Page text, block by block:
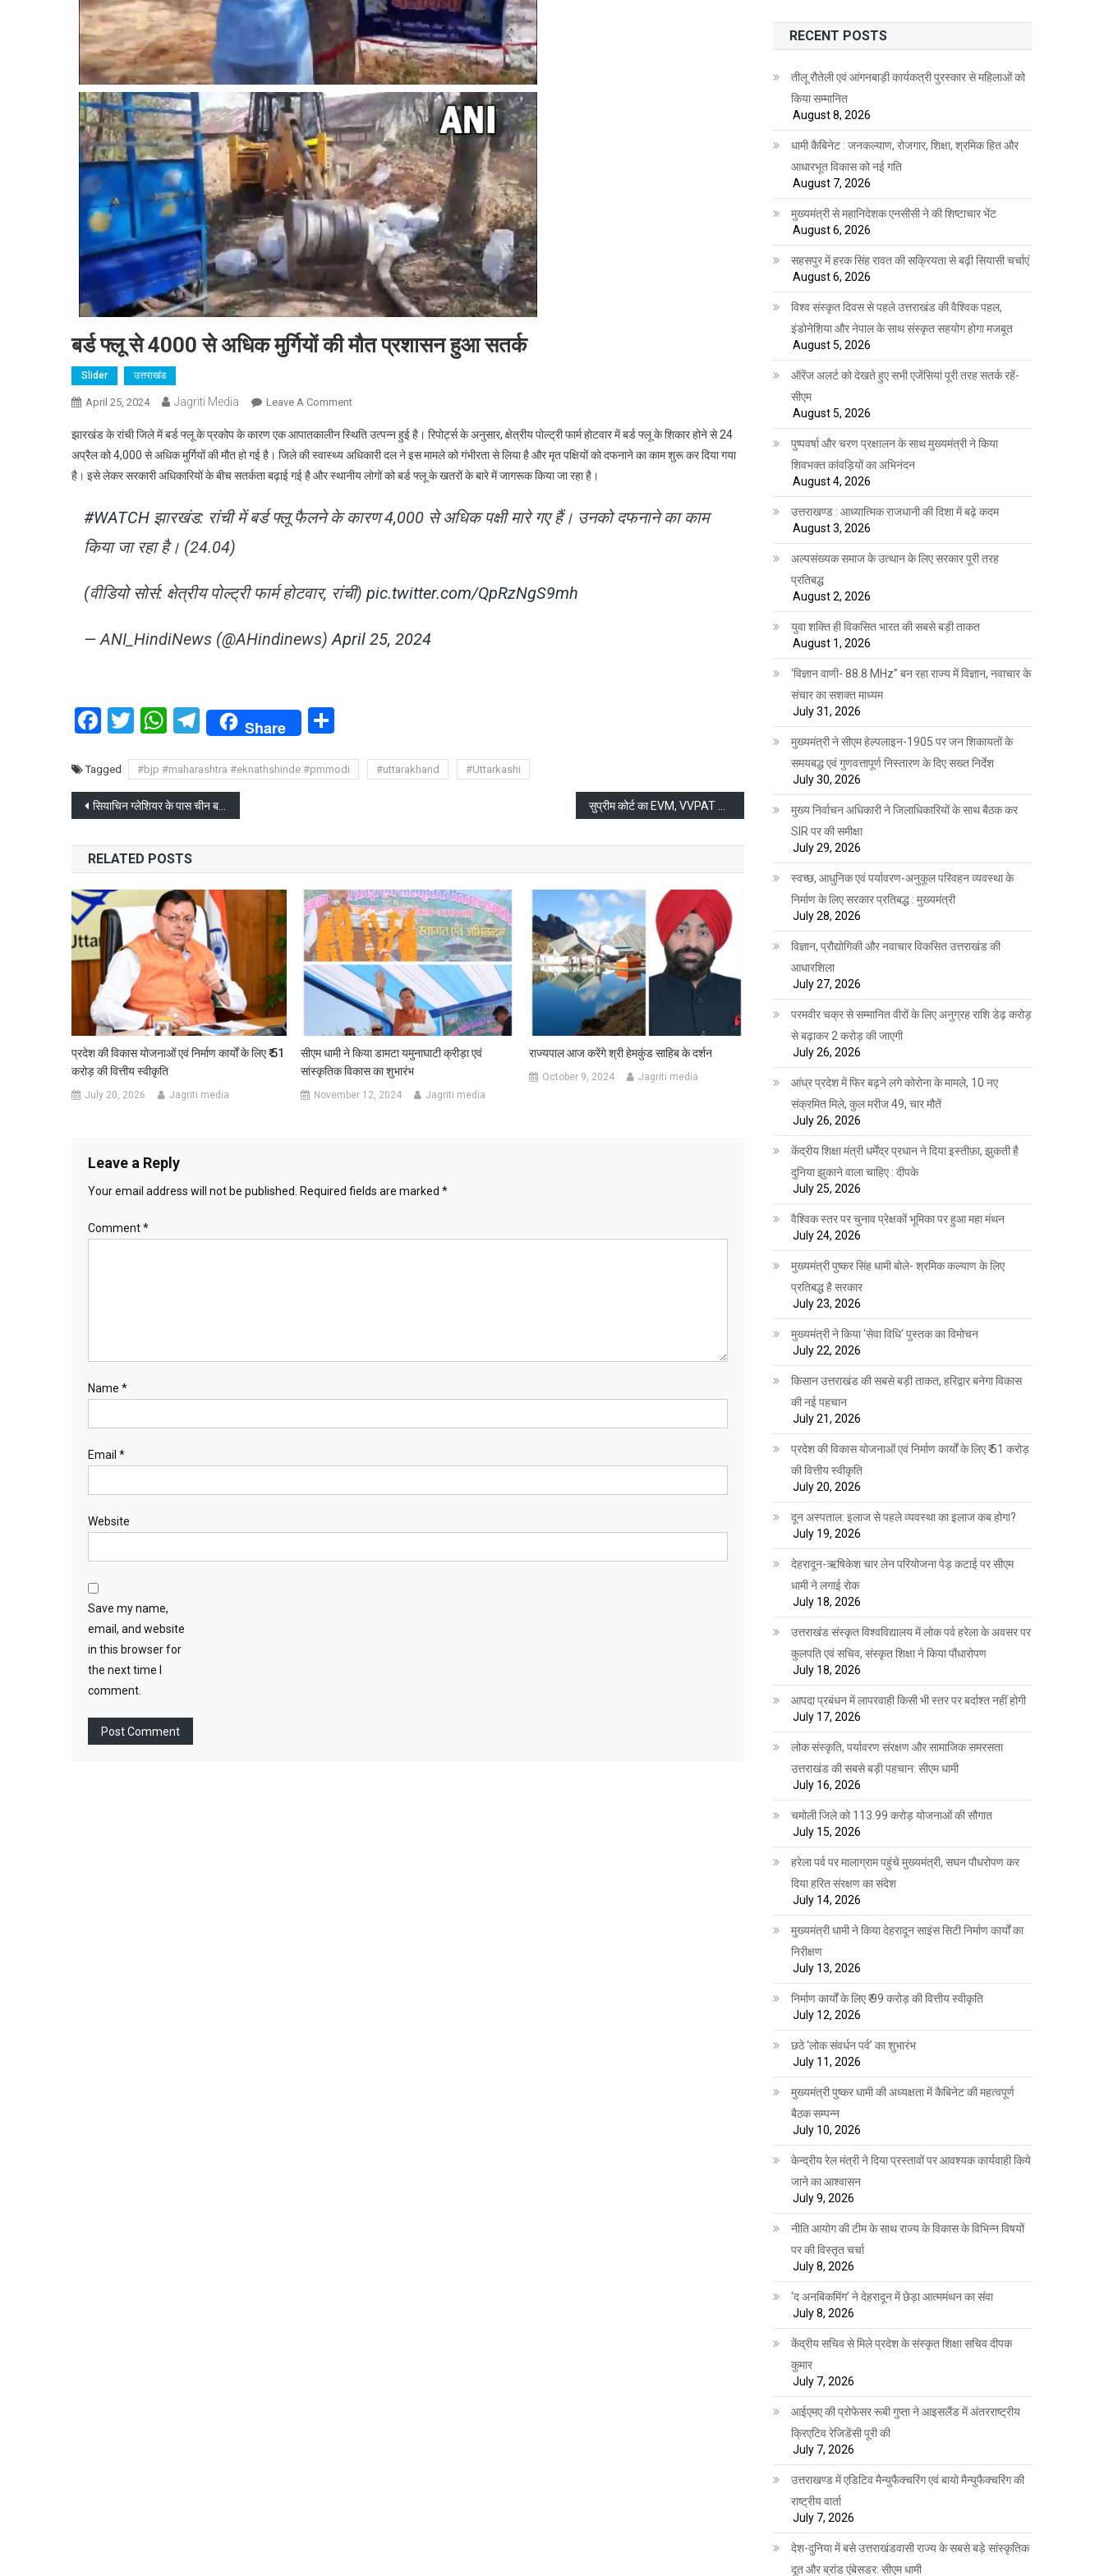
बर्ड फ्लू से 4000 से अधिक मुर्गियों की मौत प्रशासन हुआ सतर्क
Slider उत्तराखंड
April 25, 2024 Jagriti Media Leave A CommentOn
फ्लू
से
4000
अधिक
प्रशासन
झारखंड के रांची जिले में बर्ड फ्लू के प्रकोप के कारण एक आपातकालीन स्थिति उत्पन्न हुई है। रिपोर्ट्स के अनुसार, क्षेत्रीय पोल्ट्री फार्म होटवार में बर्ड फ्लू के शिकार होने से 24
अप्रैल को 4,000 से अधिक मुर्गियों की मौत हो गई है। जिले की स्वास्थ्य अधिकारी दल ने इस मामले को गंभीरता से लिया है और मृत पक्षियों को दफनाने का काम शुरू कर दिया गया
है। इसे लेकर सरकारी अधिकारियों के बीच सतर्कता बढ़ाई गई है और स्थानीय लोगों को बर्ड फ्लू के खतरों के बारे में जागरूक किया जा रहा है।
#WATCH झारखंड: रांची में बर्ड फ्लू फैलने के कारण 4,000 से अधिक पक्षी मारे गए हैं। उनको दफनाने का काम
किया जा रहा है। (24.04)
(वीडियो सोर्स: क्षेत्रीय पोल्ट्री फार्म होटवार, रांची) pic.twitter.com/QpRzNgS9mh
— ANI_HindiNews (@AHindinews)April 25, 2024
Facebook
Twitter
WhatsApp
Telegram
Share
Tagged #bjp #maharashtra #eknathshinde #pmmodi #uttarakhand #Uttarkashi
Post
navigation
सियाचिन ग्लेशियर के पास चीन बना रहा नई सड़क सैटेलाइट इमेज आई सामने
RELATED POSTS
प्रदेश की विकास योजनाओं एवं निर्माण कार्यों के लिए ₹ 51
करोड़ की वित्तीय स्वीकृति
July 20, 2026 Jagriti media
सीएम धामी ने किया डामटा यमुनाघाटी क्रीड़ा एवं
सांस्कृतिक विकास का शुभारंभ
November 12, 2024 Jagriti media
राज्यपाल आज करेंगे श्री हेमकुंड साहिब के दर्शन
October 9, 2024 Jagriti media
Leave a Reply
Your email address will not be published. Required fields are marked *
Comment*
Name *
Email *
Website
Save my name,
email, and website
in this browser for
the next time I
comment.
RECENT POSTS
तीलू रौतेली एवं आंगनबाड़ी कार्यकत्री पुरस्कार से महिलाओं को
किया सम्मानित
August 8, 2026
धामी कैबिनेट : जनकल्याण, रोजगार, शिक्षा, श्रमिक हित और
आधारभूत विकास को नई गति
August 7, 2026
मुख्यमंत्री से महानिदेशक एनसीसी ने की शिष्टाचार भेंट
August 6, 2026
सहसपुर में हरक सिंह रावत की सक्रियता से बढ़ी सियासी चर्चाएं
August 6, 2026
विश्व संस्कृत दिवस से पहले उत्तराखंड की वैश्विक पहल,
इंडोनेशिया और नेपाल के साथ संस्कृत सहयोग होगा मजबूत
August 5, 2026
ऑरेंज अलर्ट को देखते हुए सभी एजेंसियां पूरी तरह सतर्क रहें-
सीएम
August 5, 2026
पुष्पवर्षा और चरण प्रक्षालन के साथ मुख्यमंत्री ने किया
शिवभक्त कांवड़ियों का अभिनंदन
August 4, 2026
उत्तराखण्ड : आध्यात्मिक राजधानी की दिशा में बढ़े कदम
August 3, 2026
अल्पसंख्यक समाज के उत्थान के लिए सरकार पूरी तरह
प्रतिबद्ध
August 2, 2026
युवा शक्ति ही विकसित भारत की सबसे बड़ी ताकत
August 1, 2026
‘विज्ञान वाणी- 88.8 MHz” बन रहा राज्य में विज्ञान, नवाचार के
संचार का सशक्त माध्यम
July 31, 2026
मुख्यमंत्री ने सीएम हेल्पलाइन-1905 पर जन शिकायतों के
समयबद्ध एवं गुणवत्तापूर्ण निस्तारण के दिए सख्त निर्देश
July 30, 2026
मुख्य निर्वाचन अधिकारी ने जिलाधिकारियों के साथ बैठक कर
SIR पर की समीक्षा
July 29, 2026
स्वच्छ, आधुनिक एवं पर्यावरण-अनुकूल परिवहन व्यवस्था के
निर्माण के लिए सरकार प्रतिबद्ध : मुख्यमंत्री
July 28, 2026
विज्ञान, प्रौद्योगिकी और नवाचार विकसित उत्तराखंड की
आधारशिला
July 27, 2026
परमवीर चक्र से सम्मानित वीरों के लिए अनुग्रह राशि डेढ़ करोड़
से बढ़ाकर 2 करोड़ की जाएगी
July 26, 2026
आंध्र प्रदेश में फिर बढ़ने लगे कोरोना के मामले, 10 नए
संक्रमित मिले, कुल मरीज 49, चार मौतें
July 26, 2026
केंद्रीय शिक्षा मंत्री धर्मेंद्र प्रधान ने दिया इस्तीफ़ा, झुकती है
दुनिया झुकाने वाला चाहिए : दीपके
July 25, 2026
वैश्विक स्तर पर चुनाव प्रेक्षकों भूमिका पर हुआ महा मंथन
July 24, 2026
मुख्यमंत्री पुष्कर सिंह धामी बोले- श्रमिक कल्याण के लिए
प्रतिबद्ध है सरकार
July 23, 2026
मुख्यमंत्री ने किया ‘सेवा विधि‘ पुस्तक का विमोचन
July 22, 2026
किसान उत्तराखंड की सबसे बड़ी ताकत, हरिद्वार बनेगा विकास
की नई पहचान
July 21, 2026
प्रदेश की विकास योजनाओं एवं निर्माण कार्यों के लिए ₹ 51 करोड़
की वित्तीय स्वीकृति
July 20, 2026
दून अस्पताल: इलाज से पहले व्यवस्था का इलाज कब होगा?
July 19, 2026
देहरादून-ऋषिकेश चार लेन परियोजना पेड़ कटाई पर सीएम
धामी ने लगाई रोक
July 18, 2026
उत्तराखंड संस्कृत विश्वविद्यालय में लोक पर्व हरेला के अवसर पर
कुलपति एवं सचिव, संस्कृत शिक्षा ने किया पौंधारोपण
July 18, 2026
आपदा प्रबंधन में लापरवाही किसी भी स्तर पर बर्दाश्त नहीं होगी
July 17, 2026
लोक संस्कृति, पर्यावरण संरक्षण और सामाजिक समरसता
उत्तराखंड की सबसे बड़ी पहचान: सीएम धामी
July 16, 2026
चमोली जिले को 113.99 करोड़ योजनाओं की सौगात
July 15, 2026
हरेला पर्व पर मालाग्राम पहुंचे मुख्यमंत्री, सघन पौधरोपण कर
दिया हरित संरक्षण का संदेश
July 14, 2026
मुख्यमंत्री धामी ने किया देहरादून साइंस सिटी निर्माण कार्यों का
निरीक्षण
July 13, 2026
निर्माण कार्यों के लिए ₹ 99 करोड़ की वित्तीय स्वीकृति
July 12, 2026
छठे ‘लोक संवर्धन पर्व’ का शुभारंभ
July 11, 2026
मुख्यमंत्री पुष्कर धामी की अध्यक्षता में कैबिनेट की महत्वपूर्ण
बैठक सम्पन्न
July 10, 2026
केन्द्रीय रेल मंत्री ने दिया प्रस्तावों पर आवश्यक कार्यवाही किये
जाने का आश्वासन
July 9, 2026
नीति आयोग की टीम के साथ राज्य के विकास के विभिन्न विषयों
पर की विस्तृत चर्चा
July 8, 2026
‘द अनबिकमिंग’ ने देहरादून में छेड़ा आत्ममंथन का संवा
July 8, 2026
केंद्रीय सचिव से मिले प्रदेश के संस्कृत शिक्षा सचिव दीपक
कुमार
July 7, 2026
आईएमए की प्रोफेसर रूबी गुप्ता ने आइसलैंड में अंतरराष्ट्रीय
क्रिएटिव रेजिडेंसी पूरी की
July 7, 2026
उत्तराखण्ड में एडिटिव मैन्युफैक्चरिंग एवं बायो मैन्युफैक्चरिंग की
राष्ट्रीय वार्ता
July 7, 2026
देश-दुनिया में बसे उत्तराखंडवासी राज्य के सबसे बड़े सांस्कृतिक
दूत और ब्रांड एंबेसडर: सीएम धामी